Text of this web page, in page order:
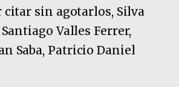
sin agotarlos, Silva
Valles Ferrer,
Saba, Patricio Daniel